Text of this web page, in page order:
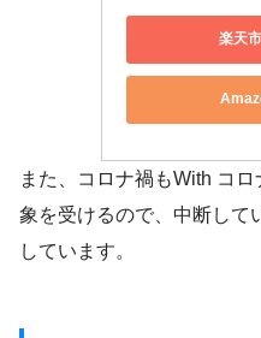
楽天
また、コロナ禍もWith コ
象を受けるので、中断して
しています。